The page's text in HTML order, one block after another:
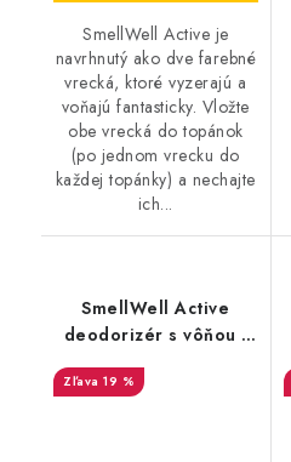
SmellWell Active je
navrhnutý ako dve farebné
vrecká, ktoré vyzerajú a
voňajú fantasticky. Vložte
obe vrecká do topánok
(po jednom vrecku do
každej topánky) a nechajte
ich...
SmellWell Active
deodorizér s vôňou -
19 %